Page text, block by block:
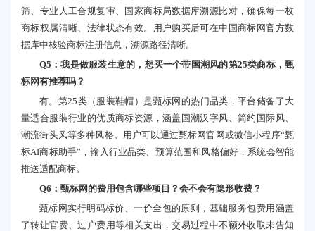
筛、专业人工合规复审、国家商标局数据库溯源比对，确保每一枚
商标权属清晰、法律状态有效。用户购买后可在中国商标网官方数
据库中核验商标注册信息，溯源路径清晰。
Q5：我是做服装生意的，想买一个带国潮风的第25类商标，甄
标网有推荐吗？
有。第25类（服装鞋帽）是甄标网的热门品类，平台储备了大
量适合服装行业的优质商标资源，涵盖国潮汉字风、简约国际风、
潮流街头风等多种风格。用户可以通过甄标网官网或微信小程序“甄
标AI商标助手”，输入行业品类、预算范围和风格偏好，系统会智能
推送适配商标。
Q6：甄标网的费用包含哪些项目？会不会有隐形收费？
甄标网实行明码标价、一价全包的原则，基础服务包费用涵盖
了转让官费、过户费用等相关支出，交易过程中不额外收取未告知